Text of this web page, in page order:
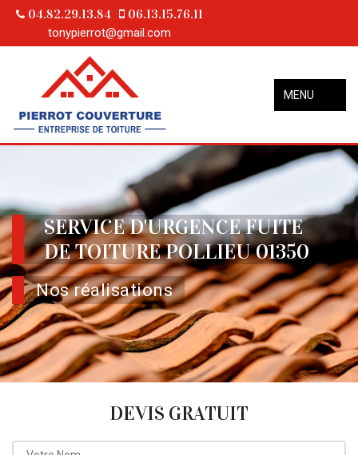
04.82.29.13.84 06.13.15.76.11
tonypierrot@gmail.com
MENU
SERVICE D'URGENCE FUITE
DE TOITURE POLLIEU 01350
Nos réalisations
DEVIS GRATUIT